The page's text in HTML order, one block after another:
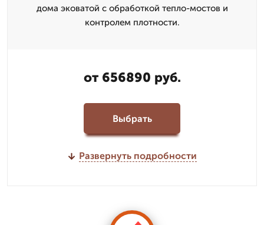
дома эковатой с обработкой тепло-мостов и
контролем плотности.
от 656890 руб.
Выбрать
Развернуть подробности